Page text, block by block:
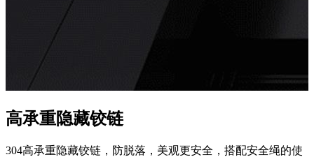
高承重隐藏铰链
304高承重隐藏铰链，防脱落，美观更安全，搭配安全绳的使